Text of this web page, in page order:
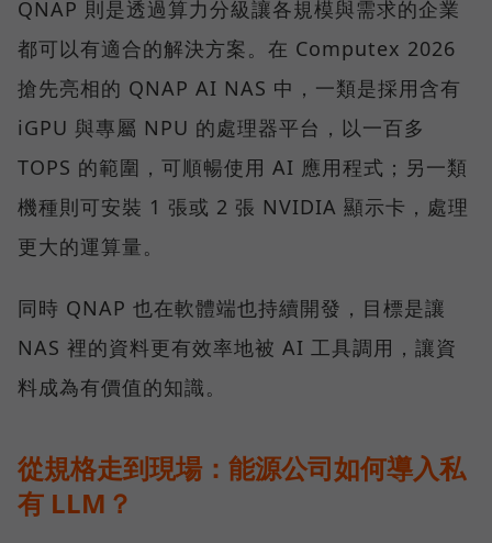
QNAP 則是透過算力分級讓各規模與需求的企業
都可以有適合的解決方案。在 Computex 2026
搶先亮相的 QNAP AI NAS 中，一類是採用含有
iGPU 與專屬 NPU 的處理器平台，以一百多
TOPS 的範圍，可順暢使用 AI 應用程式；另一類
機種則可安裝 1 張或 2 張 NVIDIA 顯示卡，處理
更大的運算量。
同時 QNAP 也在軟體端也持續開發，目標是讓
NAS 裡的資料更有效率地被 AI 工具調用，讓資
料成為有價值的知識。
從規格走到現場：能源公司如何導入私
有 LLM？